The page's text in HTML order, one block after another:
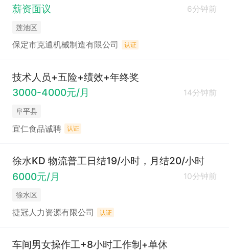
薪资面议
6分钟前
莲池区
保定市克通机械制造有限公司 认证
技术人员+五险+绩效+年终奖
3000-4000元/月
14分钟前
阜平县
宜仁食品诚聘 认证
徐水KD 物流普工日结19/小时，月结20/小时
6000元/月
10分钟前
徐水区
捷冠人力资源有限公司 认证
车间男女操作工+8小时工作制+单休